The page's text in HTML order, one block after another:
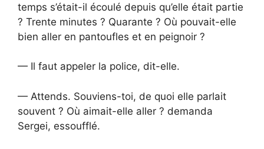
temps s’était-il écoulé depuis qu’elle était partie
? Trente minutes ? Quarante ? Où pouvait-elle
bien aller en pantoufles et en peignoir ?
— Il faut appeler la police, dit-elle.
— Attends. Souviens-toi, de quoi elle parlait
souvent ? Où aimait-elle aller ? demanda
Sergei, essoufflé.